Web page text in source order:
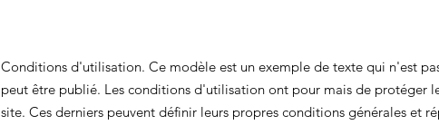
Conditions d'utilisation. Ce modèle est un exemple de texte qui n'est
peut être publié. Les conditions d'utilisation ont pour mais de protéger
site. Ces derniers peuvent définir leurs propres conditions générales et